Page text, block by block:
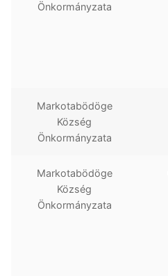
Önkormányzata
Markotabödöge
Község
Önkormányzata
Markotabödöge
Község
Önkormányzata